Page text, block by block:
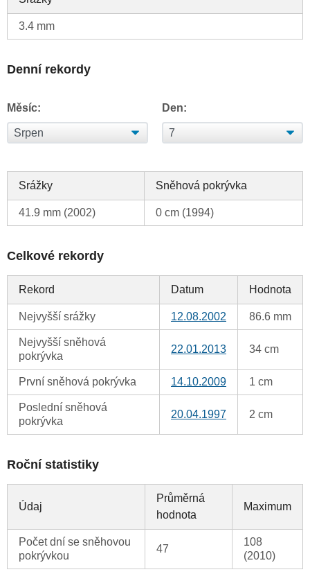
3.4 mm
Denní rekordy
Měsíc: Den:
Srážky Sněhová pokrývka
41.9 mm (2002) 0 cm (1994)
Celkové rekordy
Rekord Datum Hodnota
Nejvyšší srážky 12.08.2002 86.6 mm
Nejvyšší sněhová
pokrývka
22.01.2013 34 cm
První sněhová pokrývka 14.10.2009 1 cm
Poslední sněhová
pokrývka
20.04.1997 2 cm
Roční statistiky
Údaj
Průměrná
hodnota
Maximum
Počet dní se sněhovou
pokrývkou
47
108
(2010)